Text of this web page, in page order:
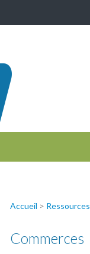
Accueil > Ressources
Commerces